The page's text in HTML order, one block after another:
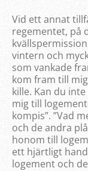
Vid ett annat
regementet, på
vintern och
som vankade
kom fram till
kille. Kan du inte
mig till
kompis”. ”Vad
och de andra
honom till
ett hjärtligt
logement och